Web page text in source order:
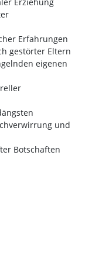
Erfahrungen
gestörter Eltern
eigenen
und
Botschaften